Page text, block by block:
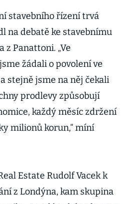
stavebního řízení trvá
na debatě ke stavebnímu
z Panattoni. „Ve
žádali o povolení ve
stejně jsme na něj čekali
prodlevy způsobují
každý měsíc zdržení
milionů korun,“ míní
Estate Rudolf Vacek k
z Londýna, kam skupina